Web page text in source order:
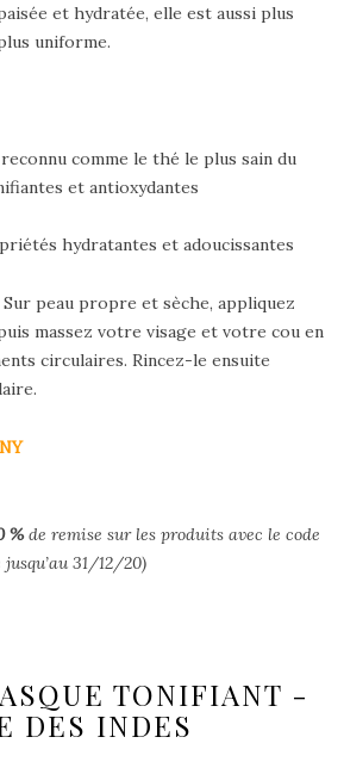
et hydratée, elle est aussi plus
uniforme.
comme le thé le plus sain du
et antioxydantes
hydratantes et adoucissantes
peau propre et sèche, appliquez
massez votre visage et votre cou en
circulaires. Rincez-le ensuite
%de remise sur les produits avec le code
jusqu’au 31/12/20)
TONIFIANT -
DES INDES